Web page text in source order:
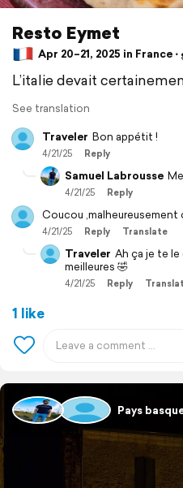
Resto Eymet
Apr 20–21, 2025 in France ⋅
L’italie devait
See translation
Traveler Bon appétit !
4/21/25 Reply
Samuel Labrousse
4/21/25 Reply
Coucou ,malheureusement
4/21/25 Reply Translate
Traveler Ah ça je te
meilleures 🤣
4/21/25 Reply
1 like
Pays